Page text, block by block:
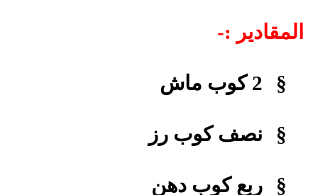
المقادير :-
§
§ نصف كوب رز
§ ربع كوب دهن